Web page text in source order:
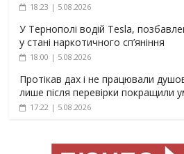
18:23 | 5.08.2026
У Тернополі водій Tesla,
у стані наркотичного сп’яніння
18:00 | 5.08.2026
Протікав дах і не працювали
лише після перевірки покращили
17:22 | 5.08.2026